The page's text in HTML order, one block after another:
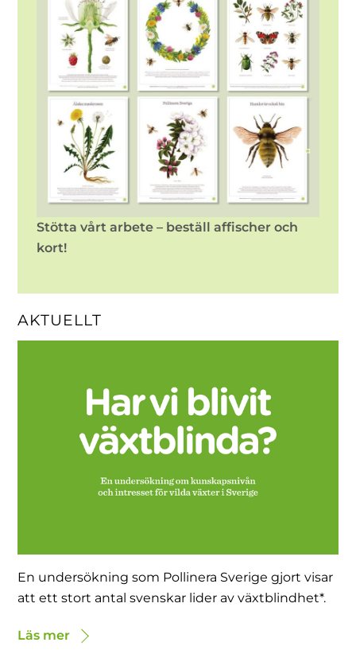
Stötta vårt arbete – beställ affischer och
kort!
AKTUELLT
En undersökning som Pollinera Sverige gjort visar
att ett stort antal svenskar lider av växtblindhet*.
Läs mer